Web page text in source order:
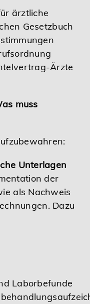
ärztliche
Gesetzbuch
Ärzte
muss
Unterlagen
der
als Nachweis
Dazu
Laborbefunde